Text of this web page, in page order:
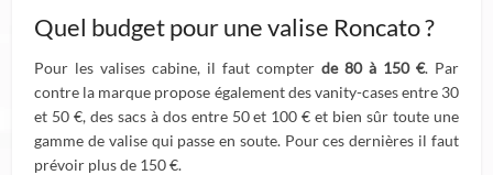
Quel budget pour une valise Roncato ?
Pour les valises cabine, il faut compter de 80 à 150 €. Par
contre la marque propose également des vanity-cases entre 30
et 50 €, des sacs à dos entre 50 et 100 € et bien sûr toute une
gamme de valise qui passe en soute. Pour ces dernières il faut
prévoir plus de 150 €.